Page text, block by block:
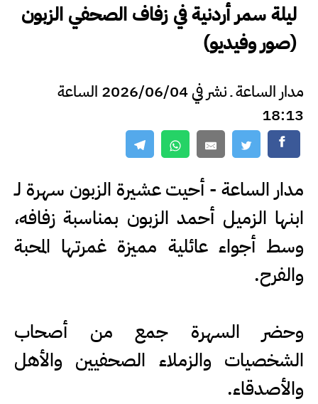
ليلة سمر أردنية في زفاف الصحفي الزبون
(صور وفيديو)
مدار الساعة ـ نشر في 2026/06/04 الساعة
18:13
مدار الساعة - أحيت عشيرة الزبون سهرة لـ
ابنها الزميل أحمد الزبون بمناسبة زفافه،
وسط أجواء عائلية مميزة غمرتها المحبة
والفرح.
وحضر السهرة جمع من أصحاب
الشخصيات والزملاء الصحفيين والأهل
والأصدقاء.